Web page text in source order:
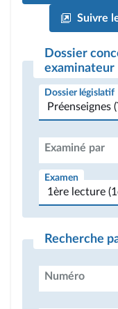
Suivre
Dossier
examinateur
Dossier législatif
Examiné par
Examen
Recherche
Numéro